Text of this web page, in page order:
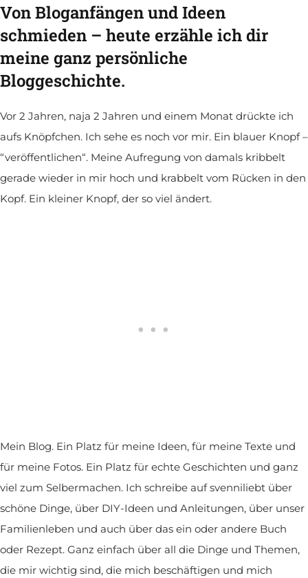
Von Bloganfängen und Ideen
schmieden – heute erzähle ich dir
meine ganz persönliche
Bloggeschichte.
Vor 2 Jahren, naja 2 Jahren und einem Monat drückte ich
aufs Knöpfchen. Ich sehe es noch vor mir. Ein blauer Knopf –
“veröffentlichen“. Meine Aufregung von damals kribbelt
gerade wieder in mir hoch und krabbelt vom Rücken in den
Kopf. Ein kleiner Knopf, der so viel ändert.
Mein Blog. Ein Platz für meine Ideen, für meine Texte und
für meine Fotos. Ein Platz für echte Geschichten und ganz
viel zum Selbermachen. Ich schreibe auf svenniliebt über
schöne Dinge, über DIY-Ideen und Anleitungen, über unser
Familienleben und auch über das ein oder andere Buch
oder Rezept. Ganz einfach über all die Dinge und Themen,
die mir wichtig sind, die mich beschäftigen und mich